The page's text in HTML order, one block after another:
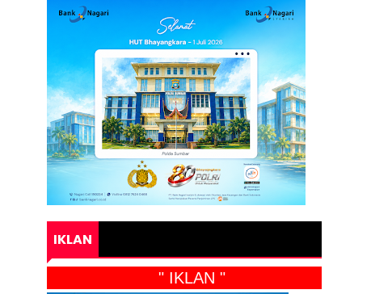
IKLAN
" IKLAN "